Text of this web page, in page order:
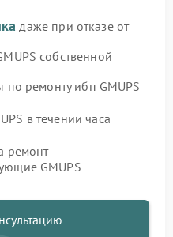
даже при отказе от
собственной
ремонту ибп GMUPS
в течении часа
ремонт
GMUPS